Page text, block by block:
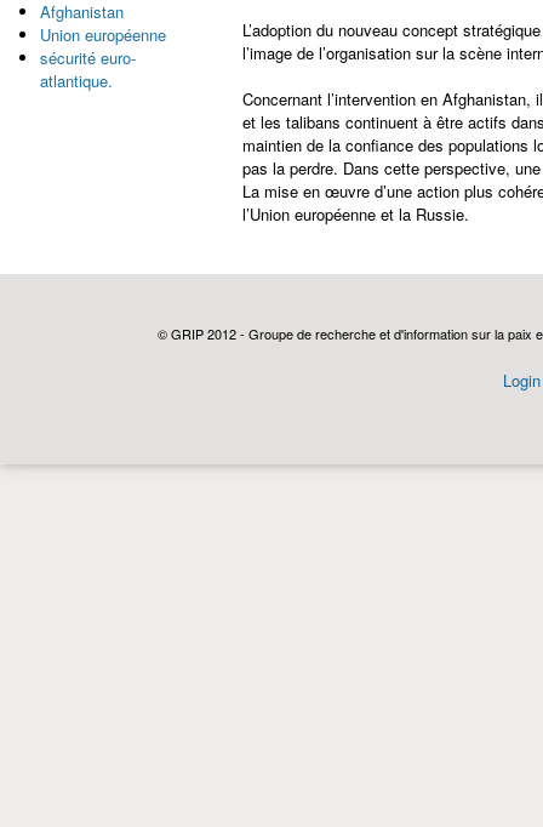
L’adoption du nouveau concept
l’image de l’organisation sur la scène
Concernant l’intervention en
et les talibans continuent à être actifs
maintien de la confiance des populations
pas la perdre. Dans cette perspective,
La mise en œuvre d’une action plus
l’Union européenne et la Russie.
Afghanistan
Union européenne
sécurité euro-
atlantique.
© GRIP 2012 - Groupe de recherche et d'information sur la paix
Login